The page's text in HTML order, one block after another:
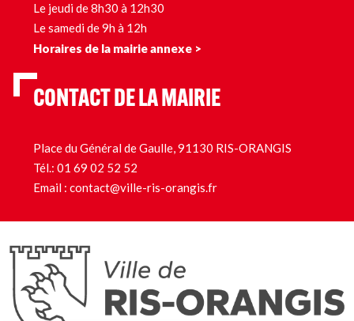
Le jeudi de 8h30 à 12h30
Le samedi de 9h à 12h
Horaires de la mairie annexe >
CONTACT DE LA MAIRIE
Place du Général de Gaulle, 91130 RIS-ORANGIS
Tél.: 01 69 02 52 52
Email : contact@ville-ris-orangis.fr